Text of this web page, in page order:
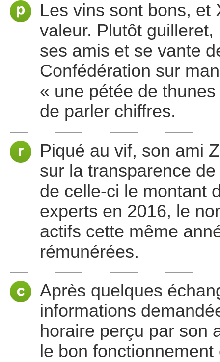
Les vins sont bons, et
valeur. Plutôt
ses amis et se vante
Confédération sur
« une pétée de
de parler chiffres.
Piqué au vif, son ami
sur la transparence
de celle-ci le montant
experts en 2016, le
actifs cette même
rémunérées.
Après quelques
informations
horaire perçu par son
le bon fonctionnement